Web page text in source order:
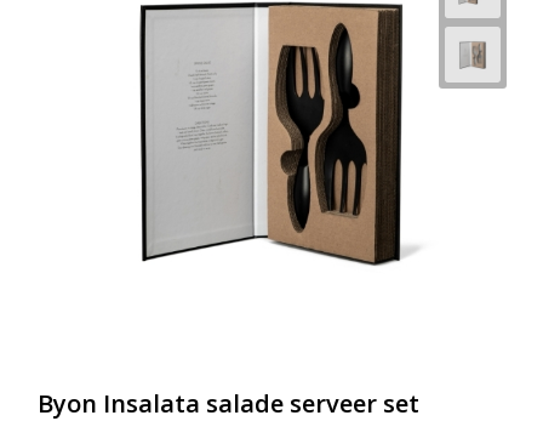
Byon Insalata salade serveer set